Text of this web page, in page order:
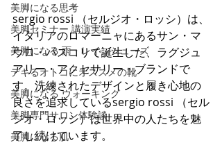
美脚になる思考
美脚セミナー 講演実績
美脚になる 雨・レインシューズ
デキるオトコにオススメの靴
美脚になる ウォーキング
美脚専門サロン体験談
美脚になる肌
sergio rossi （セルジオ・ロッシ）は、
イタリアのロマーニャにあるサン・マ
ウロ・パスコリで誕生した、ラグジュ
アリー・アクセサリー・ブランドで
す。洗練されたデザインと履き心地の
良さを追求しているsergio rossi （セル
ジオ・ロッシ）は世界中の人たちを魅
了し続けています。